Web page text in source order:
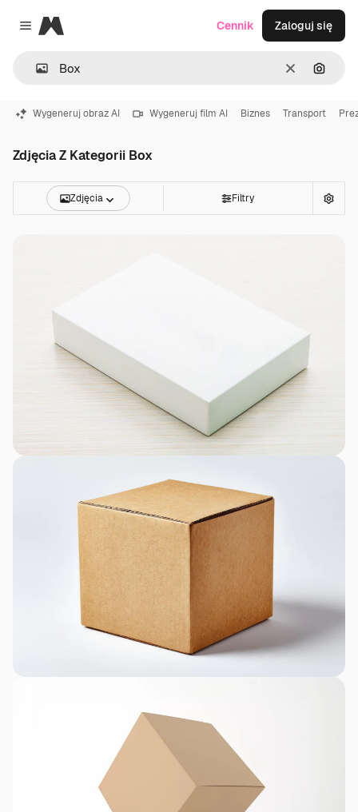
Close menu
Magnific
WyczyśćSzukaj
Cennik Zaloguj się
Wygeneruj obraz AI Wygeneruj film AI Biznes Transport
Zdjęcia Z Kategorii Box
Zdjęcia Filtry